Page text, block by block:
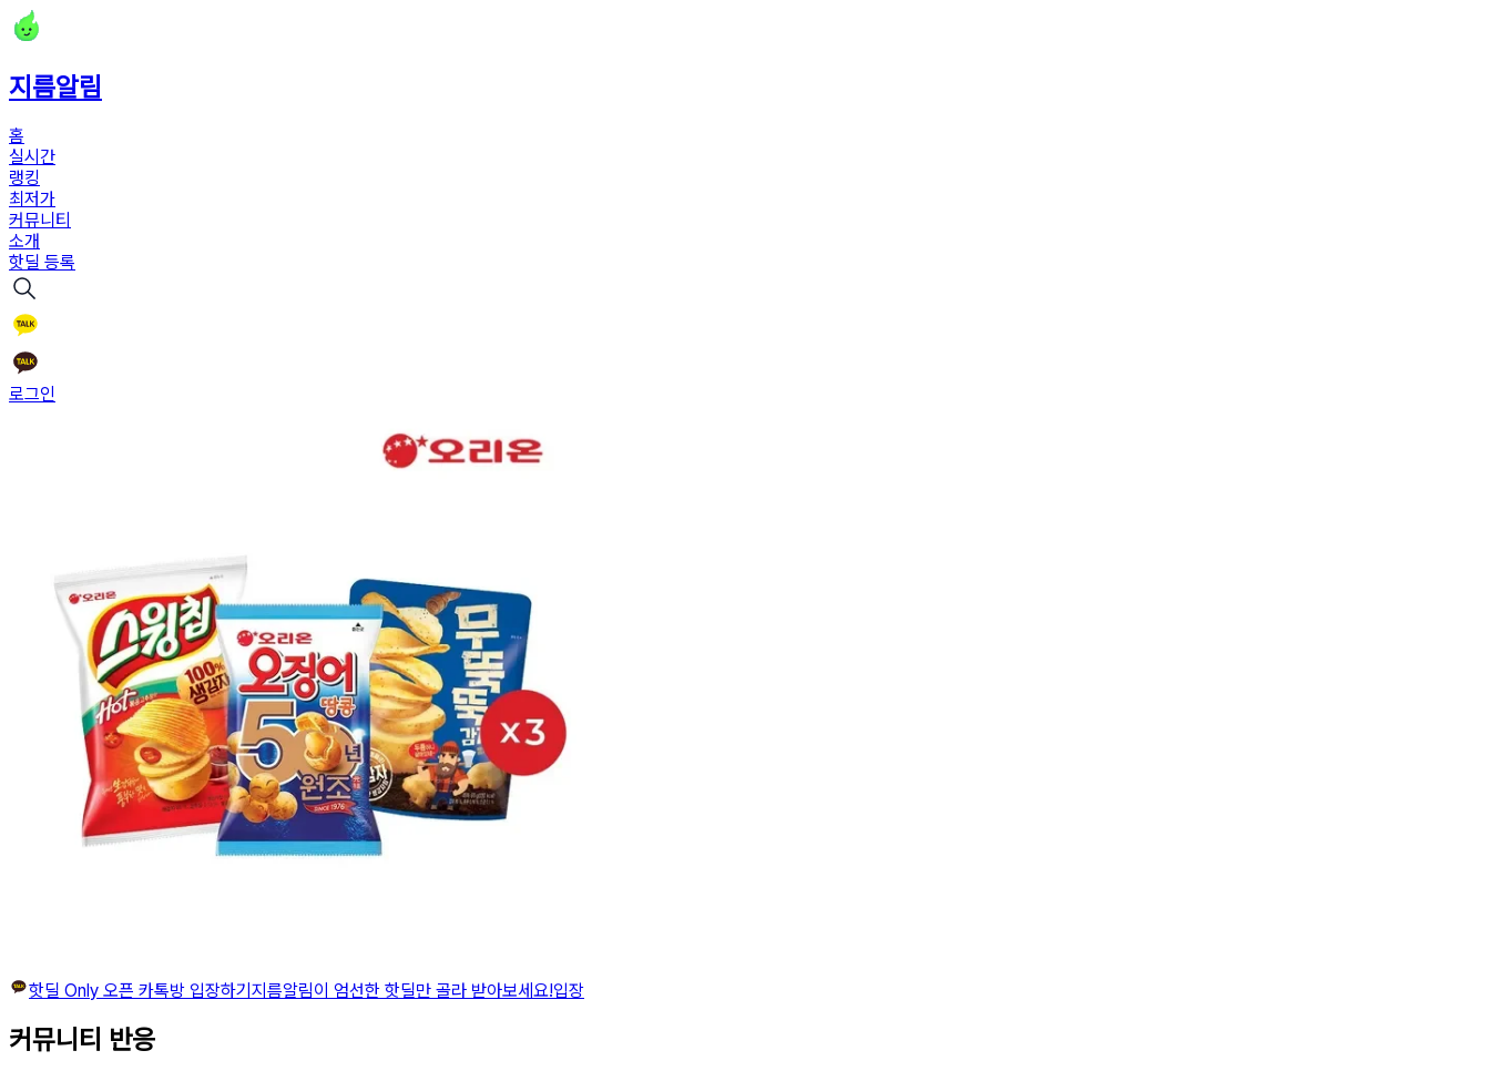
지름알림
홈
실시간
랭킹
최저가
커뮤니티
소개
핫딜 등록
로그인
핫딜 Only 오픈 카톡방 입장하기지름알림이 엄선한 핫딜만 골라 받아보세요!입장
커뮤니티 반응